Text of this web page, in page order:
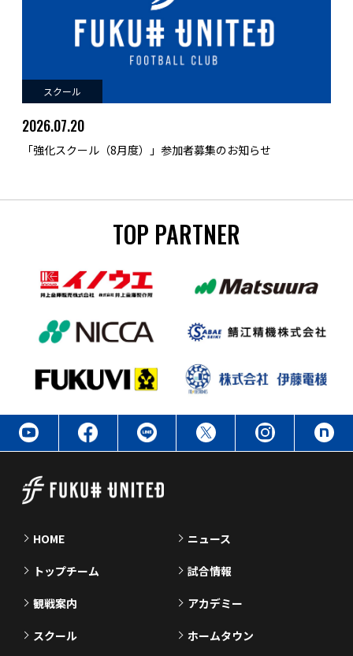
スクール
2026.07.20
「強化スクール（8月度）」参加者募集のお知らせ
TOP PARTNER
HOME ニュース
トップチーム 試合情報
観戦案内 アカデミー
スクール ホームタウン